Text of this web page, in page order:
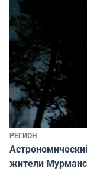
РЕГИОН
жители